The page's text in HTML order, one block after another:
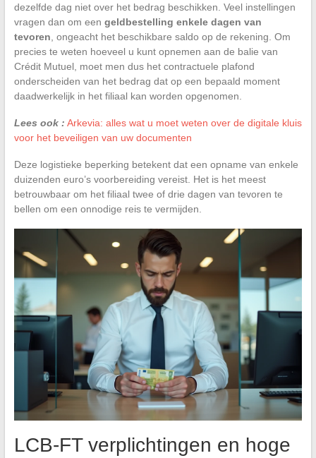
dezelfde dag niet over het bedrag beschikken. Veel instellingen
vragen dan om een geldbestelling enkele dagen van
tevoren , ongeacht het beschikbare saldo op de rekening. Om
precies te weten hoeveel u kunt opnemen aan de balie van
Crédit Mutuel, moet men dus het contractuele plafond
onderscheiden van het bedrag dat op een bepaald moment
daadwerkelijk in het filiaal kan worden opgenomen.
Lees ook : Arkevia: alles wat u moet weten over de digitale kluis
voor het beveiligen van uw documenten
Deze logistieke beperking betekent dat een opname van enkele
duizenden euro’s voorbereiding vereist. Het is het meest
betrouwbaar om het filiaal twee of drie dagen van tevoren te
bellen om een onnodige reis te vermijden.
LCB-FT verplichtingen en hoge